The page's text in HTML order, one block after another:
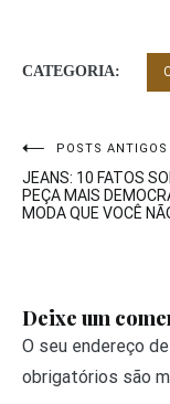
CATEGORIA:
Navegação
de
POSTS ANTIGOS
JEANS: 10 FATOS
PEÇA MAIS
MODA QUE VOCÊ
Deixe um
O seu endereço
obrigatórios são